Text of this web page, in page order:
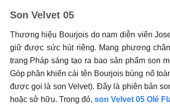
Son Velvet 05
Thương hiệu Bourjois do nam diễn viên
giữ được sức hút riêng. Mang phương
trang Pháp sáng tạo ra bao sản phẩm son
Góp phần khiến cái tên Bourjois bùng nổ
được gọi là son Velvet). Đây là phiên bản
hoặc sở hữu. Trong đó, son Velvet 05 Olé